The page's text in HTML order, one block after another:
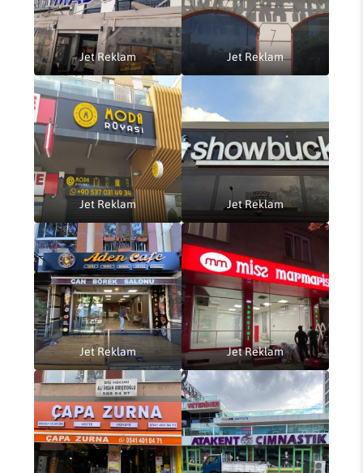
Jet Reklam Jet Reklam
Jet Reklam Jet Reklam
Jet Reklam Jet Reklam